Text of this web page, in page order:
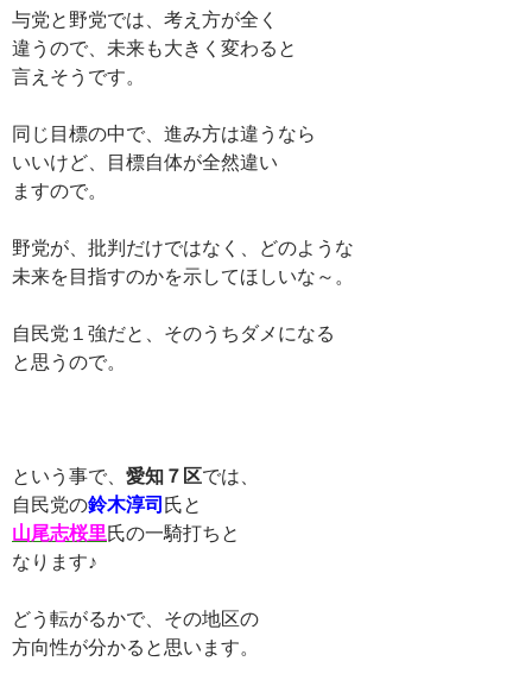
与党と野党では、考え方が全く
違うので、未来も大きく変わると
言えそうです。
同じ目標の中で、進み方は違うなら
いいけど、目標自体が全然違い
ますので。
野党が、批判だけではなく、どのような
未来を目指すのかを示してほしいな～。
自民党１強だと、そのうちダメになる
と思うので。
という事で、 愛知７区では、
自民党の鈴木淳司氏と
山尾志桜里氏の一騎打ちと
なります♪
どう転がるかで、その地区の
方向性が分かると思います。